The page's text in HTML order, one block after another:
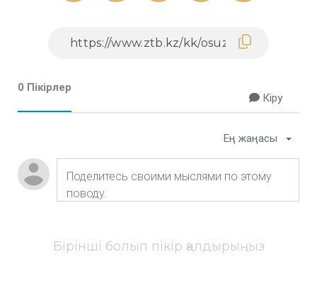
0 Пікірлер
Кіру
Ең жаңасы
Бірінші болып пікір қалдырыңыз